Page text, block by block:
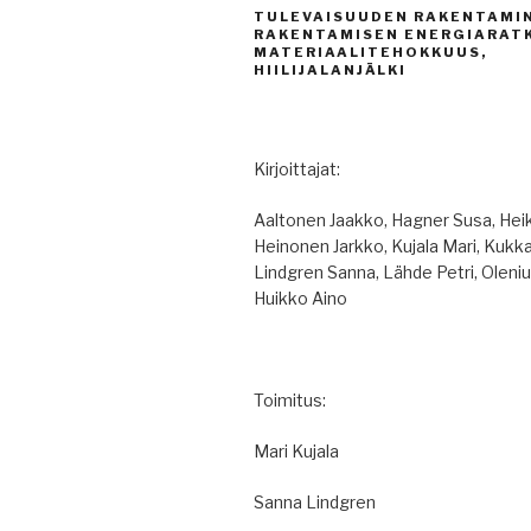
TULEVAISUUDEN
RAKENTAMISEN
MATERIAALITEHOKKUUS,
HIILIJALANJÄLKI
Kirjoittajat:
Aaltonen Jaakko, Hagner Susa,
Heinonen Jarkko, Kujala Mari,
Lindgren Sanna, Lähde Petri,
Huikko Aino
Toimitus:
Mari Kujala
Sanna Lindgren